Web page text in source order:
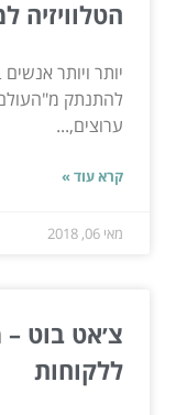
הטלוויזיה
יותר ויותר
להתנתק מ"העולם
ערוצים,...
קרא עוד »
מאי 06, 2018
צ׳אט בוט
ללקוחות